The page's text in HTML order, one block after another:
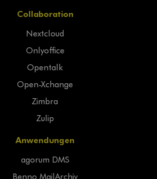
Collaboration
Nextcloud
Onlyoffice
Opentalk
Open-Xchange
Zimbra
Zulip
Anwendungen
agorum DMS
Benno MailArchiv